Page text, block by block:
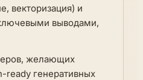
векторизация) и
выводами,
желающих
генеративных